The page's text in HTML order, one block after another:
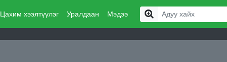
Цахим хээлтүүлэг Уралдаан Мэдээ